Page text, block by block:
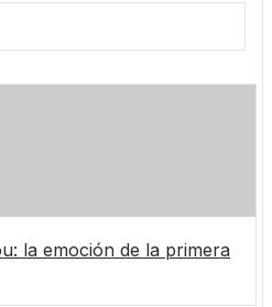
la emoción de la primera